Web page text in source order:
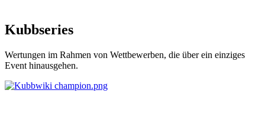
Kubbseries
Wertungen im Rahmen von Wettbewerben, die über ein einziges
Event hinausgehen.